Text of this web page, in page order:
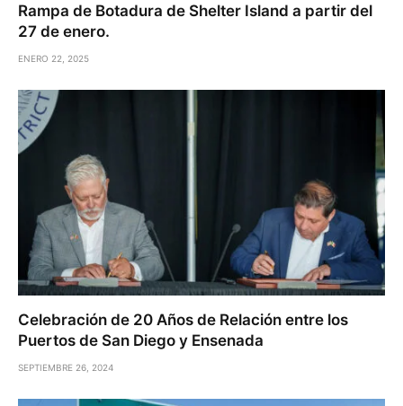
Rampa de Botadura de Shelter Island a partir del
27 de enero.
ENERO 22, 2025
Celebración de 20 Años de Relación entre los
Puertos de San Diego y Ensenada
SEPTIEMBRE 26, 2024